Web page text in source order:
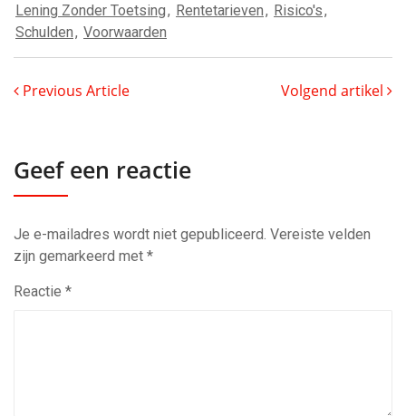
Lening Zonder Toetsing, Rentetarieven, Risico's,
Schulden, Voorwaarden
Previous Article Volgend artikel
Geef een reactie
Je e-mailadres wordt niet gepubliceerd. Vereiste velden
zijn gemarkeerd met *
Reactie *